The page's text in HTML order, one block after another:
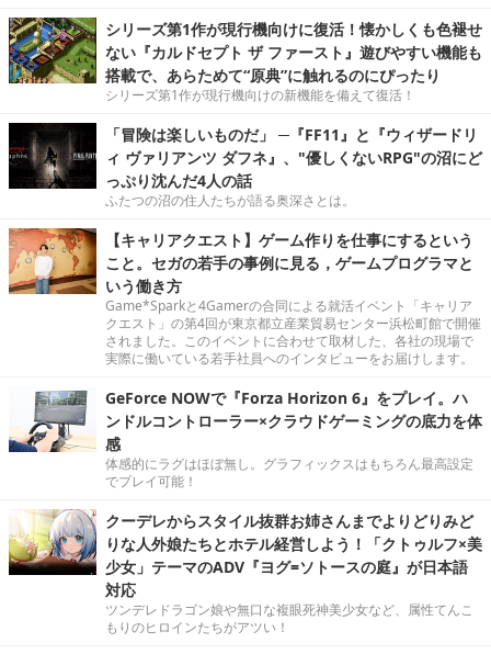
シリーズ第1作が現行機向けに復活！懐かしくも色褪せ
ない『カルドセプト ザ ファースト』遊びやすい機能も
搭載で、あらためて“原典”に触れるのにぴったり
シリーズ第1作が現行機向けの新機能を備えて復活！
「冒険は楽しいものだ」 ─『FF11』と『ウィザードリ
ィ ヴァリアンツ ダフネ』、"優しくないRPG"の沼にど
っぷり沈んだ4人の話
ふたつの沼の住人たちが語る奥深さとは。
【キャリアクエスト】ゲーム作りを仕事にするという
こと。セガの若手の事例に見る，ゲームプログラマと
いう働き方
Game*Sparkと4Gamerの合同による就活イベント「キャリア
クエスト」の第4回が東京都立産業貿易センター浜松町館で開催
されました。このイベントに合わせて取材した、各社の現場で
実際に働いている若手社員へのインタビューをお届けします。
GeForce NOWで『Forza Horizon 6』をプレイ。ハ
ンドルコントローラー×クラウドゲーミングの底力を体
感
体感的にラグはほぼ無し。グラフィックスはもちろん最高設定
でプレイ可能！
クーデレからスタイル抜群お姉さんまでよりどりみど
りな人外娘たちとホテル経営しよう！「クトゥルフ×美
少女」テーマのADV『ヨグ=ソトースの庭』が日本語
対応
ツンデレドラゴン娘や無口な複眼死神美少女など、属性てんこ
もりのヒロインたちがアツい！